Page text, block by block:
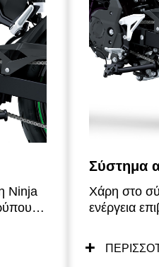
και
Ninja
Σύστημα
Χάρη στο
ενέργεια
αυτονομία.